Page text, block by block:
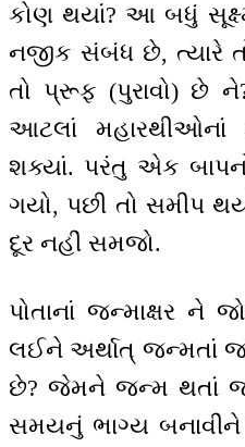
કોણ થયાં? આ બધું
નજીક સંબંધ છે, ત્યારે
તો પ્રૂફ (પુરાવો) છે
આટલાં
શક્યાં. પરંતુ એક
ગયો, પછી તો સમીપ
દૂર નહીં સમજો.
પોતાનાં જન્માક્ષર ને
લઈને અર્થાત્ જન્મતાં જ
છે? જેમને જન્મ થતાં જ
સમયનું ભાગ્ય